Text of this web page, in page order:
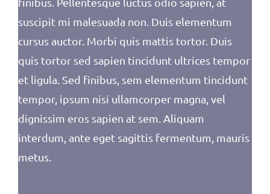
suscipit mi malesuada non. Duis elementum
cursus auctor. Morbi quis mattis tortor. Duis
quis tortor sed sapien tincidunt ultrices tempor
et ligula. Sed finibus, sem elementum tincidunt
tempor, ipsum nisi ullamcorper magna, vel
dignissim eros sapien at sem. Aliquam
interdum, ante eget sagittis fermentum, mauris
metus.